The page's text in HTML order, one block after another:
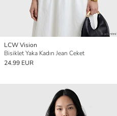
LCW Vision
Bisiklet Yaka Kadın Jean Ceket
24.99 EUR